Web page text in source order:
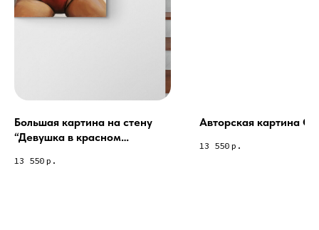
Большая картина на стену
“Девушка в красном
13 550 р.
Авторская картина
13 550 р.
Из-за большого количества
спама предпочитаем общение